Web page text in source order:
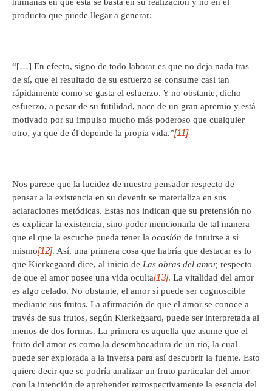
producto que puede llegar a generar:
“[…] En efecto, signo de todo laborar es que no deja nada tras
de sí, que el resultado de su esfuerzo se consume casi tan
rápidamente como se gasta el esfuerzo. Y no obstante, dicho
esfuerzo, a pesar de su futilidad, nace de un gran apremio y está
motivado por su impulso mucho más poderoso que cualquier
otro, ya que de él depende la propia vida.”[11]
Nos parece que la lucidez de nuestro pensador respecto de
pensar a la existencia en su devenir se materializa en sus
aclaraciones metódicas. Estas nos indican que su pretensión no
es explicar la existencia, sino poder mencionarla de tal manera
que el que la escuche pueda tener la ocasión de intuirse a sí
mismo[12]. Así, una primera cosa que habría que destacar es lo
que Kierkegaard dice, al inicio de Las obras del amor, respecto
de que el amor posee una vida oculta[13]. La vitalidad del amor
es algo celado. No obstante, el amor sí puede ser cognoscible
mediante sus frutos. La afirmación de que el amor se conoce a
través de sus frutos, según Kierkegaard, puede ser interpretada al
menos de dos formas. La primera es aquella que asume que el
fruto del amor es como la desembocadura de un río, la cual
puede ser explorada a la inversa para así descubrir la fuente. Esto
quiere decir que se podría analizar un fruto particular del amor
con la intención de aprehender retrospectivamente la esencia del